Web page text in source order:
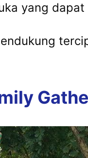
yang